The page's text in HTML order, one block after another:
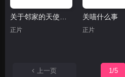
关于邻家的天使大人不知不觉把我惯成了废人
正片
关喵什么事
正片
上一页 1/5